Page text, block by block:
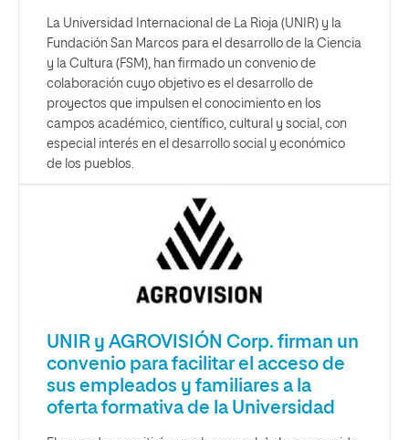
La Universidad Internacional de La Rioja (UNIR) y la
Fundación San Marcos para el desarrollo de la Ciencia
y la Cultura (FSM), han firmado un convenio de
colaboración cuyo objetivo es el desarrollo de
proyectos que impulsen el conocimiento en los
campos académico, científico, cultural y social, con
especial interés en el desarrollo social y económico
de los pueblos.
UNIR y AGROVISIÓN Corp. firman un
convenio para facilitar el acceso de
sus empleados y familiares a la
oferta formativa de la Universidad